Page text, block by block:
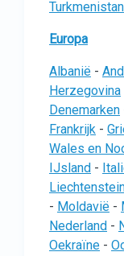
Turkmenistan
Europa
Albanië -
Herzegovina
Denemarken
Frankrijk -
Wales en
IJsland -
- Moldavië -
Nederland -
Oekraïne -